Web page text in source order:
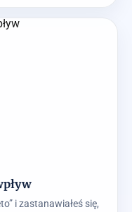
i zastanawiałeś się,